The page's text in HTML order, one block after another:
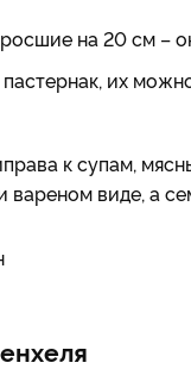
на 20 см –
их
к супам,
виде, а